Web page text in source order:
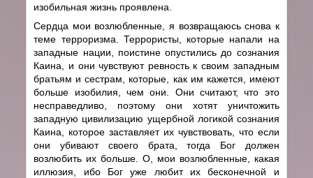
изобильная жизнь проявлена.
Сердца мои возлюбленные, я возвращаюсь снова к
теме терроризма. Террористы, которые напали на
западные нации, поистине опустились до сознания
Каина, и они чувствуют ревность к своим западным
братьям и сестрам, которые, как им кажется, имеют
больше изобилия, чем они. Они считают, что это
несправедливо, поэтому они хотят уничтожить
западную цивилизацию ущербной логикой сознания
Каина, которое заставляет их чувствовать, что если
они убивают своего брата, тогда Бог должен
возлюбить их больше. О, мои возлюбленные, какая
иллюзия, ибо Бог уже любит их бесконечной и